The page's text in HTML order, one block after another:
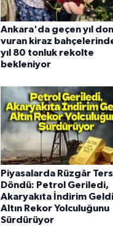
Ankara'da geçen yıl don
vuran kiraz
yıl 80 tonluk rekolte
bekleniyor
Piyasalarda Rüzgâr
Döndü: Petrol Geriledi,
Akaryakıta İndirim
Altın Rekor Yolculuğunu
Sürdürüyor